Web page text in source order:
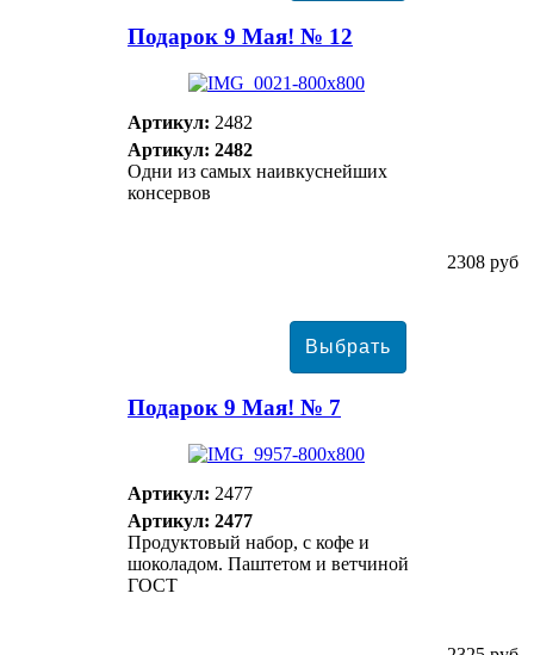
Подарок 9 Мая! № 12
Артикул: 2482
Артикул: 2482
Одни из самых наивкуснейших
консервов
2308 руб
Подарок 9 Мая! № 7
Артикул: 2477
Артикул: 2477
Продуктовый набор, с кофе и
шоколадом. Паштетом и ветчиной
ГОСТ